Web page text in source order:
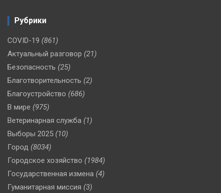
Рубрики
COVID-19 (861)
Актуальный разговор (21)
Безопасность (25)
Благотворительность (2)
Благоустройство (686)
В мире (975)
Ветеринарная служба (1)
Выборы 2025 (10)
Город (8034)
Городское хозяйство (1984)
Государственная измена (4)
Гуманитарная миссия (3)